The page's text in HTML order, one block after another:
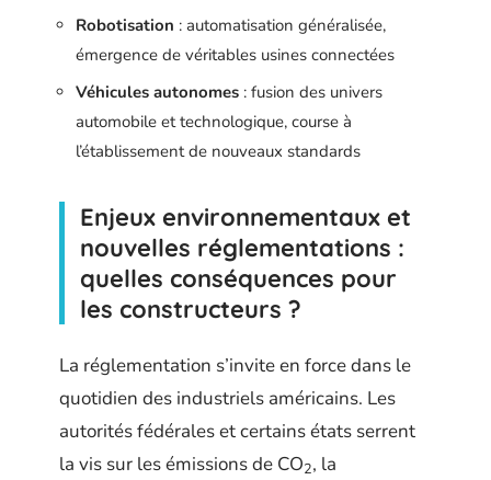
Robotisation : automatisation généralisée,
émergence de véritables usines connectées
Véhicules autonomes : fusion des univers
automobile et technologique, course à
l’établissement de nouveaux standards
Enjeux environnementaux et
nouvelles réglementations :
quelles conséquences pour
les constructeurs ?
La réglementation s’invite en force dans le
quotidien des industriels américains. Les
autorités fédérales et certains états serrent
la vis sur les émissions de CO2, la